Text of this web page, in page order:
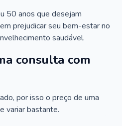
50 anos que desejam
prejudicar seu bem-estar no
saudável.
consulta com
por isso o preço de uma
variar bastante.